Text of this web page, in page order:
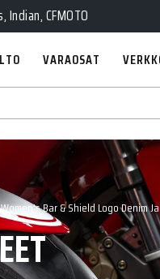
CFMOTO
VARAOSAT
Bar & Shield Logo Denim